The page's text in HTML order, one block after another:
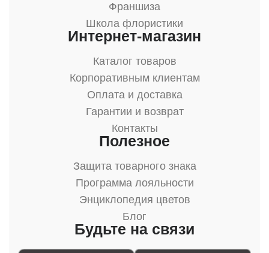
Франшиза
Школа флористики
Интернет-магазин
Каталог товаров
Корпоративным клиентам
Оплата и доставка
Гарантии и возврат
Контакты
Полезное
Защита товарного знака
Программа лояльности
Энциклопедия цветов
Блог
Будьте на связи